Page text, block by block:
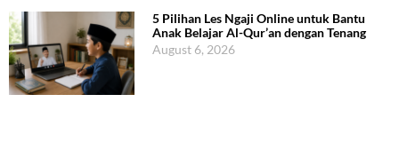
5 Pilihan Les Ngaji Online untuk Bantu
Anak Belajar Al-Qur’an dengan Tenang
August 6, 2026